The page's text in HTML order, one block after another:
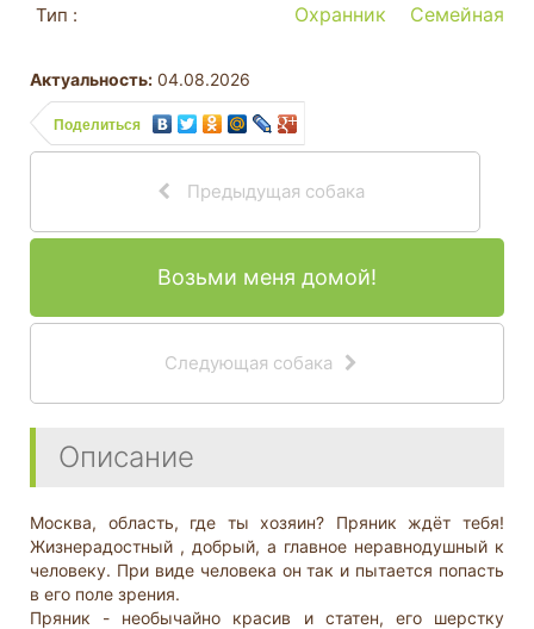
Тип : Семейная
Охранник
Актуальность: 04.08.2026
Поделиться
Предыдущая собака
Возьми меня домой!
Следующая собака
Описание
Москва, область, где ты хозяин? Пряник ждёт тебя!
Жизнерадостный , добрый, а главное неравнодушный к
человеку. При виде человека он так и пытается попасть
в его поле зрения.
Пряник - необычайно красив и статен, его шерстку